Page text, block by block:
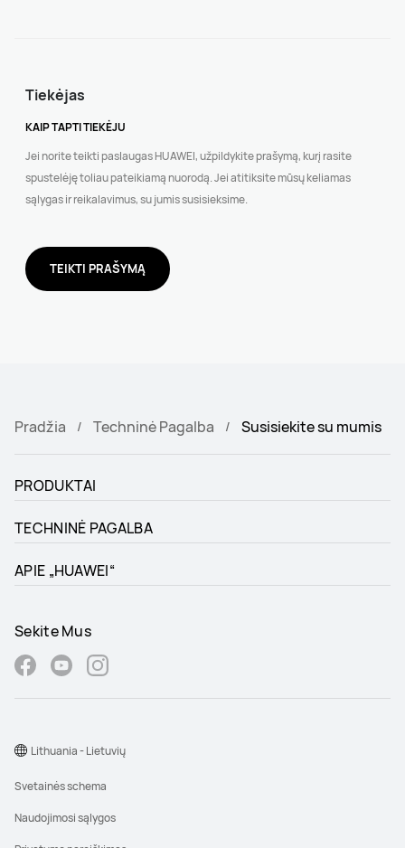
Tiekėjas
KAIP TAPTI TIEKĖJU
Jei norite teikti paslaugas HUAWEI, užpildykite prašymą, kurį rasite
spustelėję toliau pateikiamą nuorodą. Jei atitiksite mūsų keliamas
sąlygas ir reikalavimus, su jumis susisieksime.
TEIKTI PRAŠYMĄ
Pradžia Techninė Pagalba Susisiekite su mumis
PRODUKTAI
TECHNINĖ PAGALBA
APIE „HUAWEI“
Sekite Mus
Svetainės schema
Naudojimosi sąlygos
Lithuania - Lietuvių